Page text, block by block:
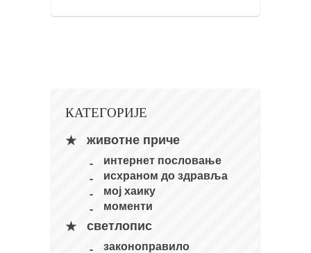
карате
кобудо
тонфа
КАТЕГОРИЈЕ
животне приче
интернет пословање
исхраном до здравља
мој хаику
моменти
светлопис
законоправило